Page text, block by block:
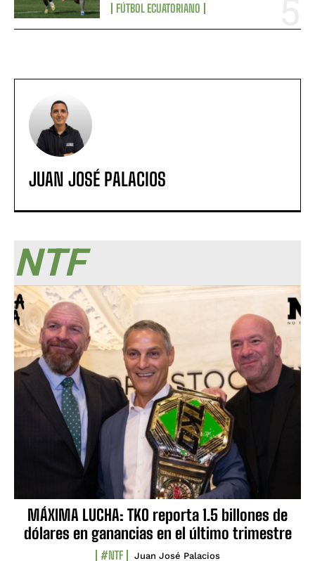
FÚTBOL ECUATORIANO
JUAN JOSÉ PALACIOS
NTF
MÁXIMA LUCHA: TKO reporta 1.5 billones de
dólares en ganancias en el último trimestre
#NTF Juan José Palacios